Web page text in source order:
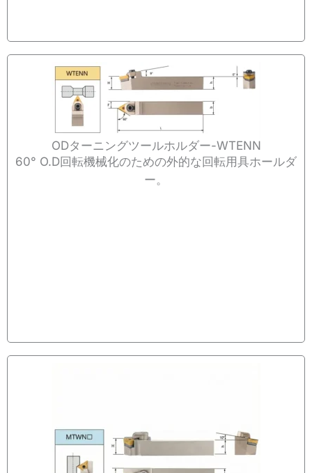
ODターニングツールホルダー-WTENN
60° O.D回転機械化のための外的な回転用具ホールダ
ー。